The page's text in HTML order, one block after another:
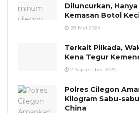
Diluncurkan,
Kemasan Botol
28 Mei 2024
Terkait Pilkada,
Kena Tegur
7 September 2020
Polres Cilegon
Kilogram Sabu-
China